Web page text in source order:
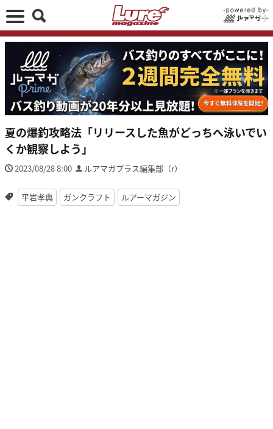
夏の爆釣攻略法「リリースした魚がどっちへ泳いでい
くか観察しよう」
2023/08/28 8:00 ルアマガプラス編集部（r）
平岩孝典 ガンクラフト ルアーマガジン